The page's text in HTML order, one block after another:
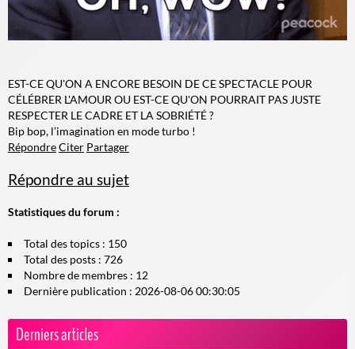
EST-CE QU'ON A ENCORE BESOIN DE CE SPECTACLE POUR
CÉLÉBRER L'AMOUR OU EST-CE QU'ON POURRAIT PAS JUSTE
RESPECTER LE CADRE ET LA SOBRIÉTÉ ?
Bip bop, l’imagination en mode turbo !
RépondreCiter Partager
Répondre au sujet
Statistiques du forum :
Total des topics : 150
Total des posts : 726
Nombre de membres : 12
Dernière publication : 2026-08-06 00:30:05
Derniers articles